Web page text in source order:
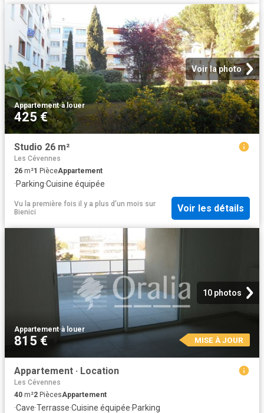
Voir la photo
Appartement·à louer
425 €
Studio 26 m²
Les Cévennes
26 m²1 PièceAppartement
·Parking·Cuisine équipée
Vu la première fois il y a plus d'un mois sur
Bienici
Voir les détails
10 photos
Appartement·à louer
815 € MISE À JOUR
Appartement · Location
Les Cévennes
40 m²2 PiècesAppartement
·Cave·Terrasse·Cuisine équipée·Parking